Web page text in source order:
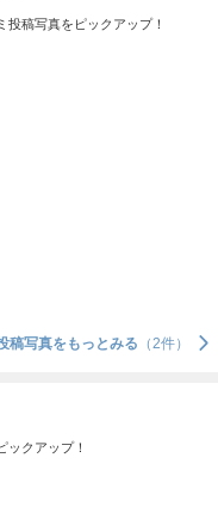
稿写真をピックアップ！
稿写真をもっとみる （2件）
ックアップ！